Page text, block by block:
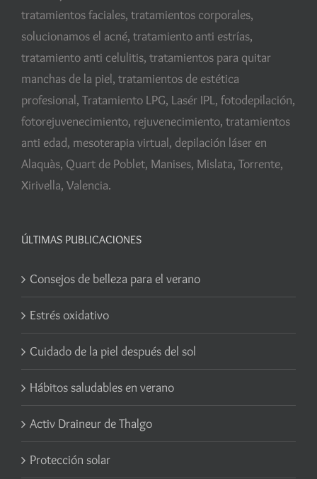
tratamientos faciales, tratamientos corporales,
solucionamos el acné, tratamiento anti estrías,
tratamiento anti celulitis, tratamientos para quitar
manchas de la piel, tratamientos de estética
profesional, Tratamiento LPG, Lasér IPL, fotodepilación,
fotorejuvenecimiento, rejuvenecimiento, tratamientos
anti edad, mesoterapia virtual, depilación láser en
Alaquàs, Quart de Poblet, Manises, Mislata, Torrente,
Xirivella, Valencia.
ÚLTIMAS PUBLICACIONES
Consejos de belleza para el verano
Estrés oxidativo
Cuidado de la piel después del sol
Hábitos saludables en verano
Activ Draineur de Thalgo
Protección solar